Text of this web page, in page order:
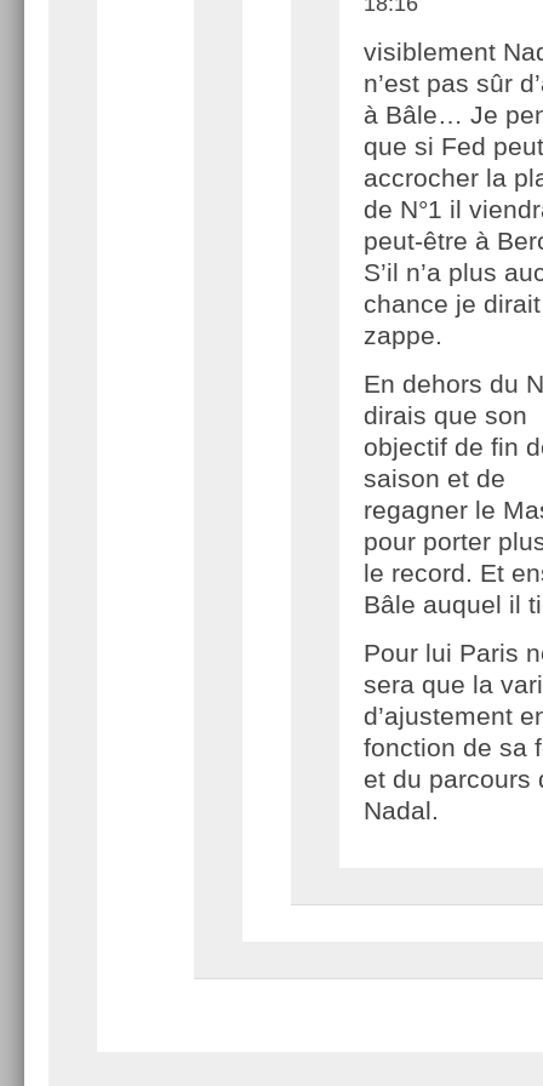
visiblement
n’est pas sûr
à Bâle… Je
que si Fed peut
accrocher la
de N°1 il
peut-être à
S’il n’a plus
chance je dirait
zappe.
En dehors du
dirais que son
objectif de fin
saison et de
regagner le
pour porter
le record. Et
Bâle auquel il
Pour lui Paris
sera que la
d’ajustement
fonction de sa
et du parcours
Nadal.